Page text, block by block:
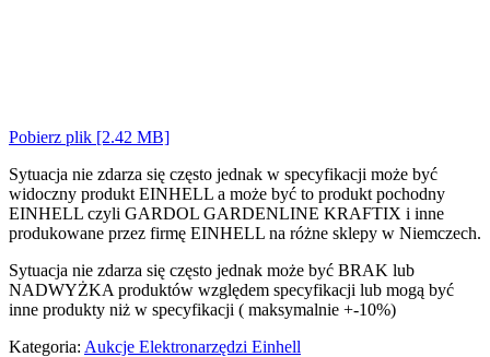
Pobierz plik [2.42 MB]
Sytuacja nie zdarza się często jednak w specyfikacji może być
widoczny produkt EINHELL a może być to produkt pochodny
EINHELL czyli GARDOL GARDENLINE KRAFTIX i inne
produkowane przez firmę EINHELL na różne sklepy w Niemczech.
Sytuacja nie zdarza się często jednak może być BRAK lub
NADWYŻKA produktów względem specyfikacji lub mogą być
inne produkty niż w specyfikacji ( maksymalnie +-10%)
Kategoria: Aukcje Elektronarzędzi Einhell